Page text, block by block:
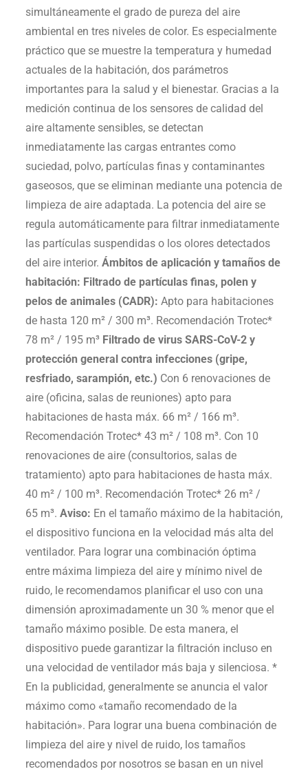
simultáneamente el grado de pureza del aire
ambiental en tres niveles de color. Es especialmente
práctico que se muestre la temperatura y humedad
actuales de la habitación, dos parámetros
importantes para la salud y el bienestar. Gracias a la
medición continua de los sensores de calidad del
aire altamente sensibles, se detectan
inmediatamente las cargas entrantes como
suciedad, polvo, partículas finas y contaminantes
gaseosos, que se eliminan mediante una potencia de
limpieza de aire adaptada. La potencia del aire se
regula automáticamente para filtrar inmediatamente
las partículas suspendidas o los olores detectados
del aire interior. Ámbitos de aplicación y tamaños de
habitación: Filtrado de partículas finas, polen y
pelos de animales (CADR): Apto para habitaciones
de hasta 120 m² / 300 m³. Recomendación Trotec*
78 m² / 195 m³ Filtrado de virus SARS-CoV-2 y
protección general contra infecciones (gripe,
resfriado, sarampión, etc.) Con 6 renovaciones de
aire (oficina, salas de reuniones) apto para
habitaciones de hasta máx. 66 m² / 166 m³.
Recomendación Trotec* 43 m² / 108 m³. Con 10
renovaciones de aire (consultorios, salas de
tratamiento) apto para habitaciones de hasta máx.
40 m² / 100 m³. Recomendación Trotec* 26 m² /
65 m³. Aviso: En el tamaño máximo de la habitación,
el dispositivo funciona en la velocidad más alta del
ventilador. Para lograr una combinación óptima
entre máxima limpieza del aire y mínimo nivel de
ruido, le recomendamos planificar el uso con una
dimensión aproximadamente un 30 % menor que el
tamaño máximo posible. De esta manera, el
dispositivo puede garantizar la filtración incluso en
una velocidad de ventilador más baja y silenciosa. *
En la publicidad, generalmente se anuncia el valor
máximo como «tamaño recomendado de la
habitación». Para lograr una buena combinación de
limpieza del aire y nivel de ruido, los tamaños
recomendados por nosotros se basan en un nivel